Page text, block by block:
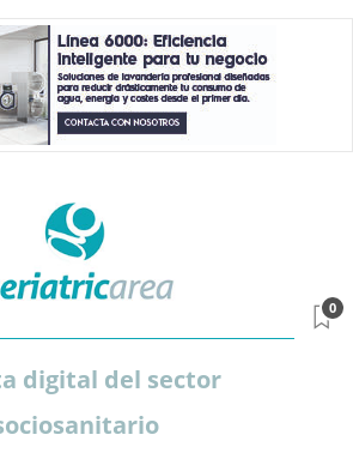
digital del sector
0